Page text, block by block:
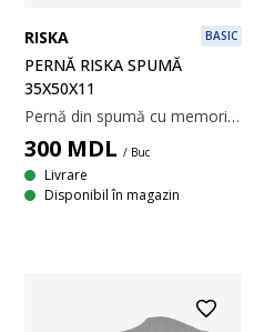
RISKA BASIC
PERNĂ RISKA SPUMĂ
35X50X11
Pernă din spumă cu memorie AIR ce înlătură tensiunea musculară. Spuma cu memorie AIR se mulează perfect pe conturul gâtului și al umerilor, chiar și într-un mediu răcoros de somn. Țesătură din 100% poliester, lavabilă la 40°C. Incl. pungă pentru depozitare. 35x50x11 cm
300 MDL / Buc
Livrare
Disponibil în magazin